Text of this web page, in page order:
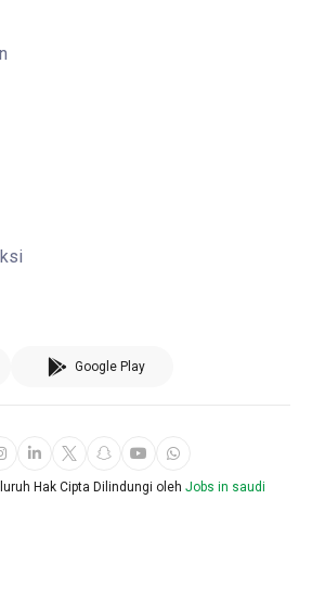
Google Play
Hak Cipta Dilindungi oleh Jobs in saudi